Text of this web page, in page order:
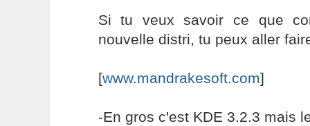
Si tu veux savoir ce que
nouvelle distri, tu peux aller
[www.mandrakesoft.com]
-En gros c'est KDE 3.2.3 mais